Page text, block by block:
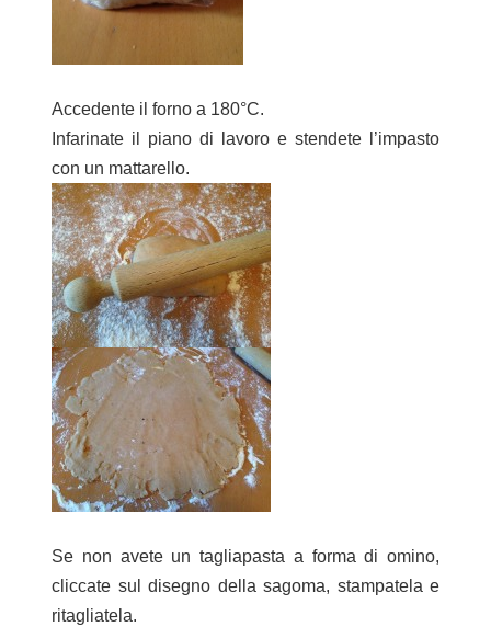
Accedente il forno a 180°C.
Infarinate il piano di lavoro e stendete l’impasto
con un mattarello.
Se non avete un tagliapasta a forma di omino,
cliccate sul disegno della sagoma, stampatela e
ritagliatela.